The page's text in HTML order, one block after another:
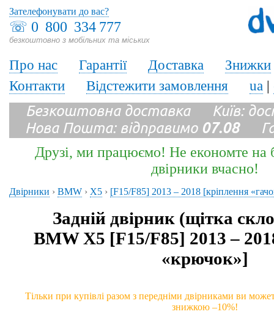
☏ 0 800 334 777
безкоштовно з мобільних та міських
Зателефонувати до вас?
Про нас Гарантії Доставка
Знижки
Контакти
Відстежити замовлення ua |
Безкоштовна доставка Київ:
Нова Пошта: відправимо 07.08
Друзі, ми працюємо! Не економте на
двірники вчасно!
Двірники › BMW › X5 › [F15/F85] 2013 – 2018 [кріплення
Задній двірник (щітка
BMW X5 [F15/F85] 2013 –
«крючок»]
Тільки при купівлі разом з передніми двірниками ви
знижкою –10%!